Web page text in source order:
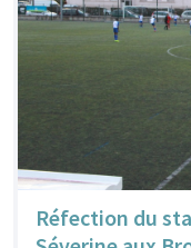
Réfection du